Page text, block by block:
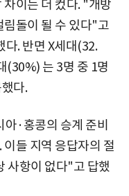
차이는 더 컸다. "개방
림돌이 될 수 있다"고
. 반면 X세대(32.
(30%) 는 3명 중 1명
다.
·홍콩의 승계 준비
들 지역 응답자의 절
사항이 없다"고 답했